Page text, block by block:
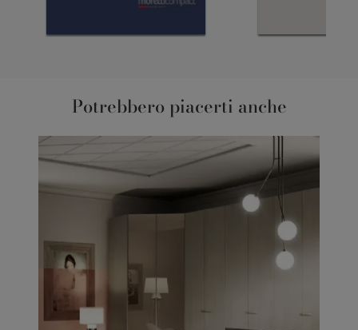
Potrebbero piacerti anche